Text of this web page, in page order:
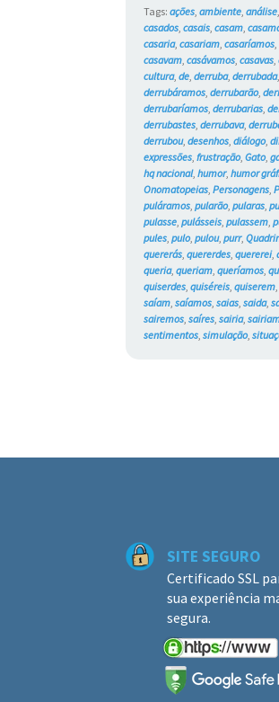
Tags:ações ,ambiente ,análise
casados ,casais ,casam ,
casaria,casariam ,casaríamos
casavam ,casávamos ,casavas ,
cultura,de ,derruba,derrubada
derrubáramos ,derrubarão,
derrubaríamos ,derrubarias ,
derrubastes ,derrubava,
derrubou,desenhos ,diálogo,
expressões ,frustração,Gato,
hq nacional,humor,humor
Onomatopeias ,Personagens ,
puláramos ,pularão,pularas ,
pulasse ,pulásseis ,pulassem ,
pules ,pulo,pulou,purr,
quererás ,quererdes ,quererei,
queria,queriam ,queríamos ,
quiserdes ,quiséreis ,quiserem
saíam ,saíamos ,saias ,saida,
sairemos ,saíres ,sairia,
sentimentos ,simulação,
SITE SEGURO
Certificado SSL
sua experiência
segura.